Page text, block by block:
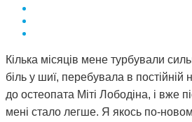
Кілька місяців мене турбували
біль у шиї, перебувала в постійній
до остеопата Міті Лободіна, і вже
мені стало легше. Я якось по-